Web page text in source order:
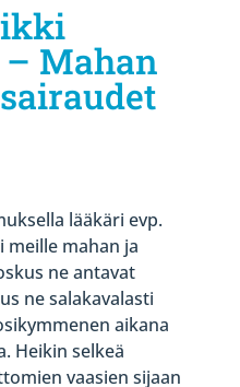
Mahan
lääkäri evp.
mahan ja
ne antavat
ne salakavalasti
aikana
Heikin selkeä
vaasien sijaan